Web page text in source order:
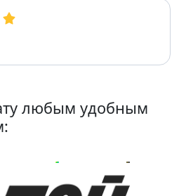
любым удобным